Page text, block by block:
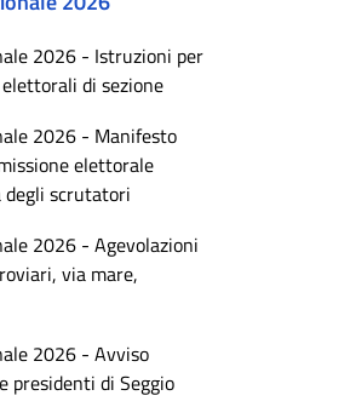
2026 - Istruzioni per
di sezione
2026 - Manifesto
elettorale
degli scrutatori
2026 - Agevolazioni
via mare,
2026 - Avviso
presidenti di Seggio